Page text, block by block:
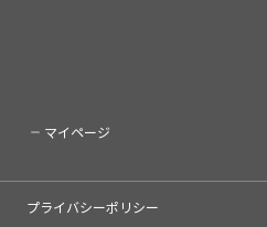
マイページ
プライバシーポリシー